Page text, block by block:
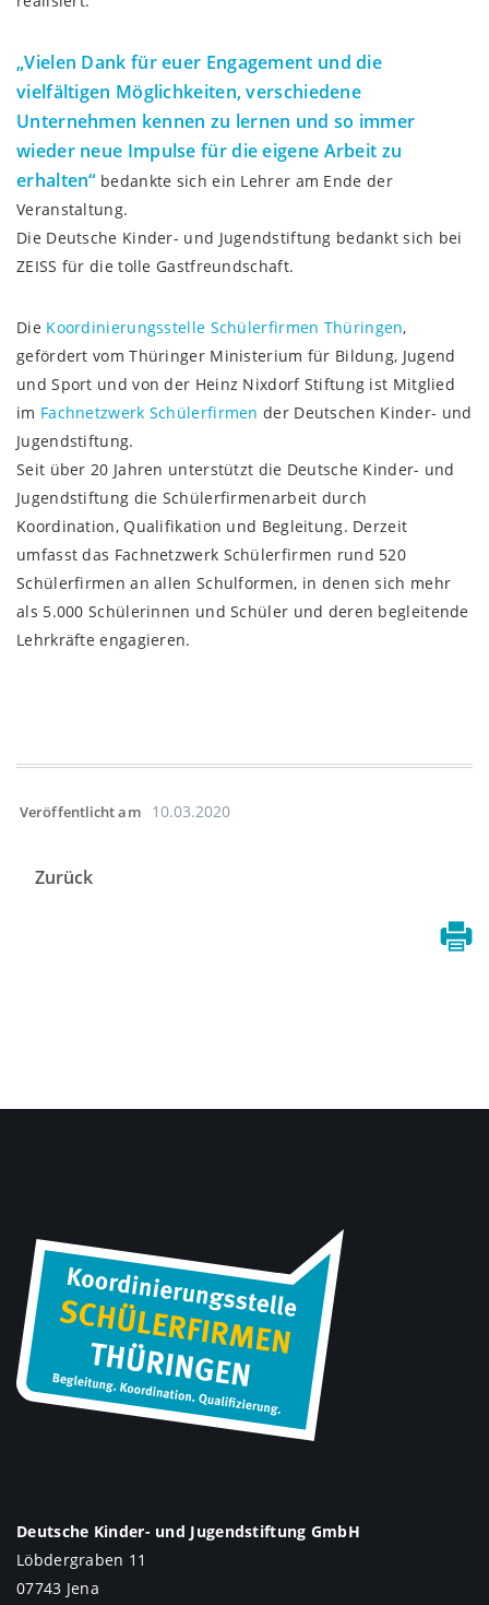
„Vielen Dank für euer Engagement und die
vielfältigen Möglichkeiten, verschiedene
Unternehmen kennen zu lernen und so immer
wieder neue Impulse für die eigene Arbeit zu
erhalten“ bedankte sich ein Lehrer am Ende der
Veranstaltung.
Die Deutsche Kinder- und Jugendstiftung bedankt sich bei
ZEISS für die tolle Gastfreundschaft.
Die Koordinierungsstelle Schülerfirmen Thüringen,
gefördert vom Thüringer Ministerium für Bildung, Jugend
und Sport und von der Heinz Nixdorf Stiftung ist Mitglied
im Fachnetzwerk Schülerfirmen der Deutschen Kinder- und
Jugendstiftung.
Seit über 20 Jahren unterstützt die Deutsche Kinder- und
Jugendstiftung die Schülerfirmenarbeit durch
Koordination, Qualifikation und Begleitung. Derzeit
umfasst das Fachnetzwerk Schülerfirmen rund 520
Schülerfirmen an allen Schulformen, in denen sich mehr
als 5.000 Schülerinnen und Schüler und deren begleitende
Lehrkräfte engagieren.
Veröffentlicht am 10.03.2020
Zurück
Deutsche Kinder- und Jugendstiftung GmbH
Löbdergraben 11
07743 Jena